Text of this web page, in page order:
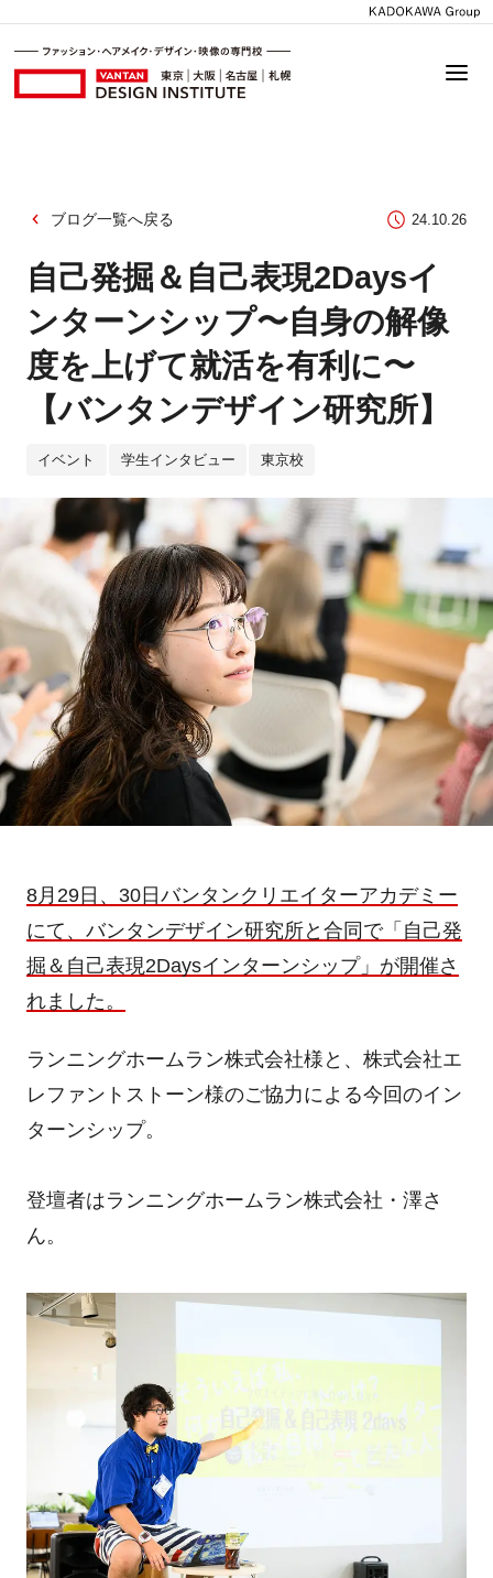
ブログ一覧へ戻る 24.10.26
自己発掘＆自己表現2Daysイ
ンターンシップ〜自身の解像
度を上げて就活を有利に〜
【バンタンデザイン研究所】
イベント 学生インタビュー 東京校
8月29日、30日バンタンクリエイターアカデミー
にて、バンタンデザイン研究所と合同で「自己発
掘＆自己表現2Daysインターンシップ」が開催さ
れました。
ランニングホームラン株式会社様と、株式会社エ
レファントストーン様のご協力による今回のイン
ターンシップ。
登壇者はランニングホームラン株式会社・澤さ
ん。